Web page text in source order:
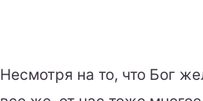
Несмотря на то, что Бог